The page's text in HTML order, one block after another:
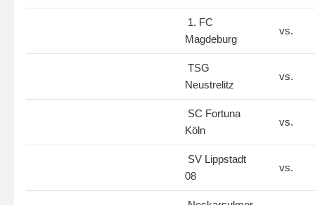
1. FC
Magdeburg
vs.
TSG
Neustrelitz
vs.
SC Fortuna
Köln
vs.
SV Lippstadt
08
vs.